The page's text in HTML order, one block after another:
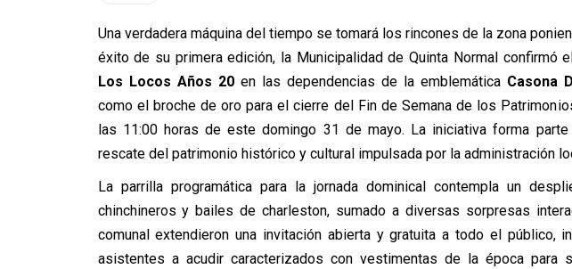
Una verdadera máquina del tiempo se tomará los rincones de la zona
éxito de su primera edición, la Municipalidad de Quinta Normal confirmó
Los Locos Años 20en las dependencias de la emblemática Casona
como el broche de oro para el cierre del Fin de Semana de los
las 11:00 horas de este domingo 31 de mayo. La iniciativa forma
rescate del patrimonio histórico y cultural impulsada por la administración
La parrilla programática para la jornada dominical contempla un
chinchineros y bailes de charleston, sumado a diversas sorpresas
comunal extendieron una invitación abierta y gratuita a todo el público,
asistentes a acudir caracterizados con vestimentas de la época para